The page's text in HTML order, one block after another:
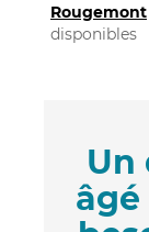
Rougemont
disponibles
Un